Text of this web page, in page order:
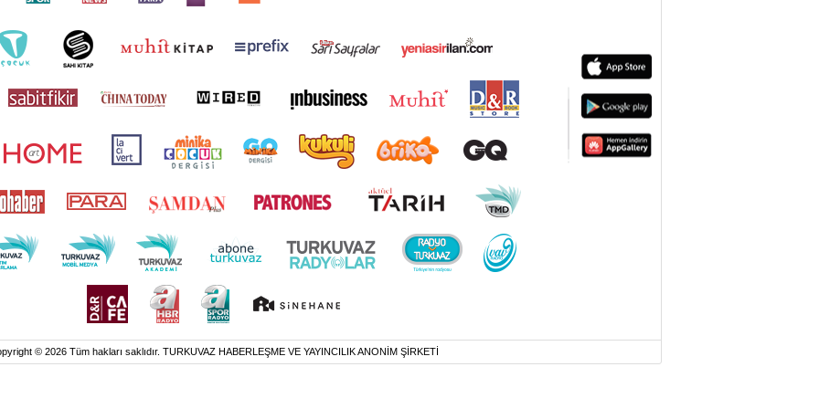
© 2026 Tüm hakları saklıdır. TURKUVAZ HABERLEŞME VE YAYINCILIK ANONİM ŞİRKETİ